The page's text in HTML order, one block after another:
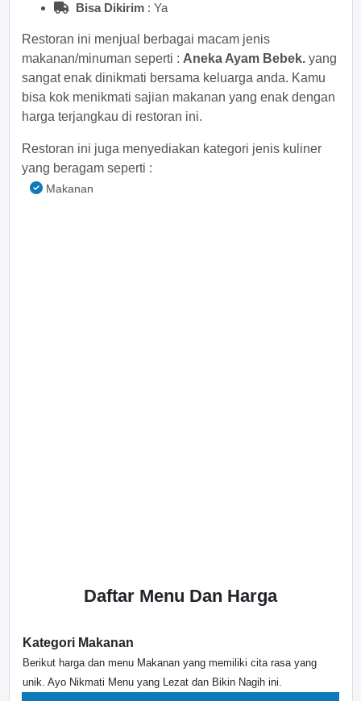
Bisa Dikirim : Ya
Restoran ini menjual berbagai macam jenis
makanan/minuman seperti : Aneka Ayam Bebek. yang
sangat enak dinikmati bersama keluarga anda. Kamu
bisa kok menikmati sajian makanan yang enak dengan
harga terjangkau di restoran ini.
Restoran ini juga menyediakan kategori jenis kuliner
yang beragam seperti :
Makanan
Daftar Menu Dan Harga
Kategori Makanan
Berikut harga dan menu Makanan yang memiliki cita rasa yang
unik. Ayo Nikmati Menu yang Lezat dan Bikin Nagih ini.